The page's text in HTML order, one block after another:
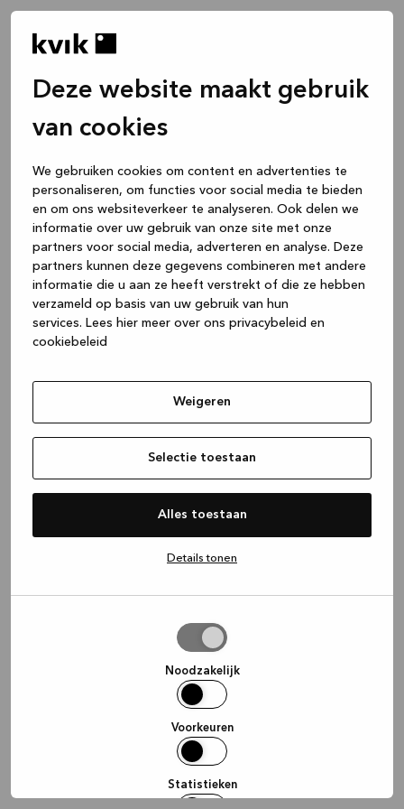
Deze website maakt gebruik
van cookies
We gebruiken cookies om content en advertenties te
personaliseren, om functies voor social media te bieden
en om ons websiteverkeer te analyseren. Ook delen we
informatie over uw gebruik van onze site met onze
partners voor social media, adverteren en analyse. Deze
partners kunnen deze gegevens combineren met andere
informatie die u aan ze heeft verstrekt of die ze hebben
verzameld op basis van uw gebruik van hun
services. Lees hier meer over ons privacybeleid en
cookiebeleid
Weigeren
Selectie toestaan
Alles toestaan
Details tonen
Noodzakelijk
Voorkeuren
Statistieken
(see the browser console for more
information).